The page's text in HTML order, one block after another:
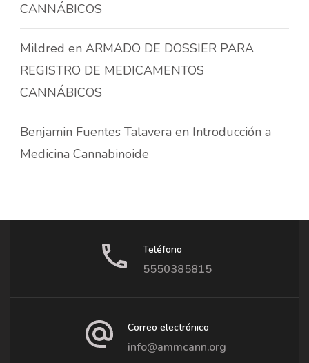
CANNÁBICOS
Mildred en ARMADO DE DOSSIER PARA
REGISTRO DE MEDICAMENTOS
CANNÁBICOS
Benjamin Fuentes Talavera en Introducción a
Medicina Cannabinoide
Teléfono
5550385815
Correo electrónico
info@ammcann.org